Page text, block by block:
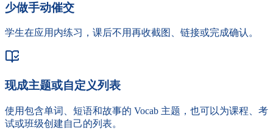
少做手动催交
学生在应用内练习，课后不用再收截图、链接或完成确认。
现成主题或自定义列表
使用包含单词、短语和故事的 Vocab 主题，也可以为课程、考
试或班级创建自己的列表。